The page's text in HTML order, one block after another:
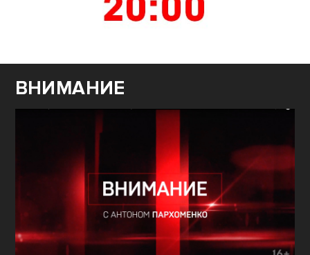
ВНИМАНИЕ